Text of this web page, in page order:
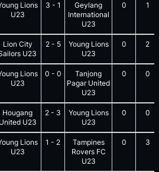
Lions
U23
3 - 1
Geylang
International
U23
0 1
Lion City
U23
2- 5
Young Lions
U23
0 2
Lions
U23
0 - 0
Tanjong
Pagar United
U23
0 0
Hougang
United U23
2 - 3
Young Lions
U23
0 0
Lions
U23
1 - 2
Tampines
Rovers FC
U23
0 3